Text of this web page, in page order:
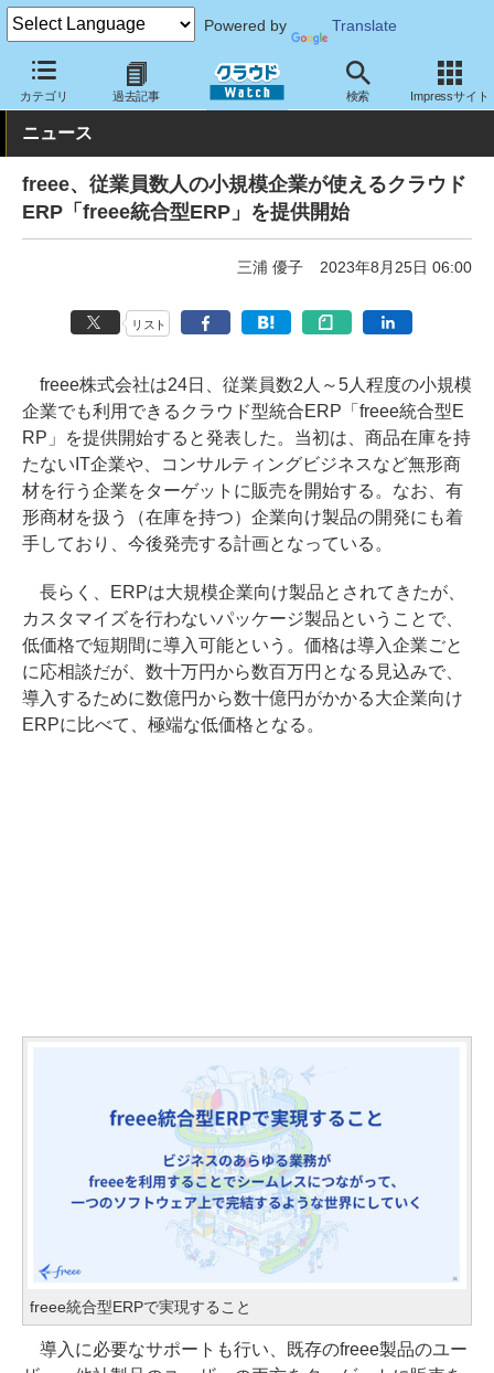
Powered by Translate
カテゴリ 過去記事 検索 Impressサイト
クラウド Watch サービス・ソフト サービス 基幹業務
ニュース
freee、従業員数人の小規模企業が使えるクラウド
ERP「freee統合型ERP」を提供開始
三浦 優子 2023年8月25日 06:00
リスト
freee株式会社は24日、従業員数2人～5人程度の小規模
企業でも利用できるクラウド型統合ERP「freee統合型E
RP」を提供開始すると発表した。当初は、商品在庫を持
たないIT企業や、コンサルティングビジネスなど無形商
材を行う企業をターゲットに販売を開始する。なお、有
形商材を扱う（在庫を持つ）企業向け製品の開発にも着
手しており、今後発売する計画となっている。
長らく、ERPは大規模企業向け製品とされてきたが、
カスタマイズを行わないパッケージ製品ということで、
低価格で短期間に導入可能という。価格は導入企業ごと
に応相談だが、数十万円から数百万円となる見込みで、
導入するために数億円から数十億円がかかる大企業向け
ERPに比べて、極端な低価格となる。
freee統合型ERPで実現すること
導入に必要なサポートも行い、既存のfreee製品のユー